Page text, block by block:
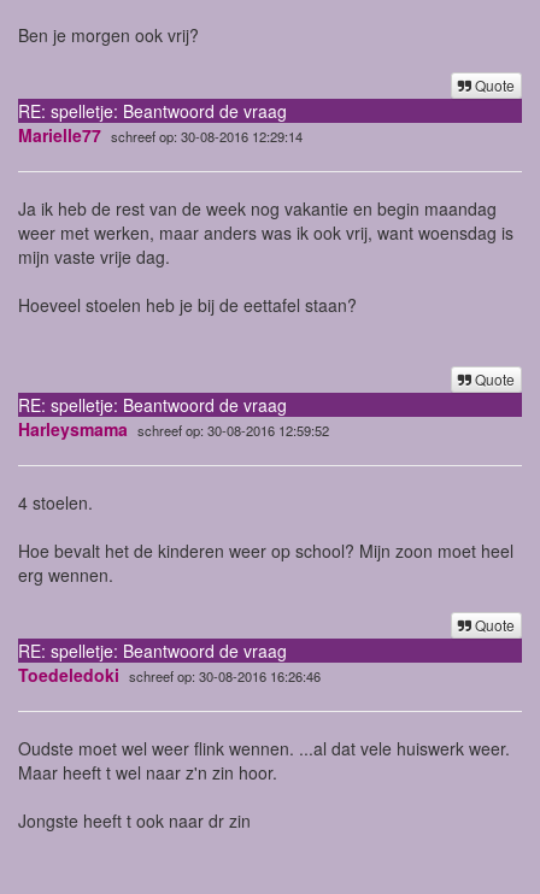
Ben je morgen ook vrij?
Quote
RE: spelletje: Beantwoord de vraag
Marielle77 schreef op: 30-08-2016 12:29:14
Ja ik heb de rest van de week nog vakantie en begin maandag
weer met werken, maar anders was ik ook vrij, want woensdag is
mijn vaste vrije dag.
Hoeveel stoelen heb je bij de eettafel staan?
Quote
RE: spelletje: Beantwoord de vraag
Harleysmama schreef op: 30-08-2016 12:59:52
4 stoelen.
Hoe bevalt het de kinderen weer op school? Mijn zoon moet heel
erg wennen.
Quote
RE: spelletje: Beantwoord de vraag
Toedeledoki schreef op: 30-08-2016 16:26:46
Oudste moet wel weer flink wennen. ...al dat vele huiswerk weer.
Maar heeft t wel naar z'n zin hoor.
Jongste heeft t ook naar dr zin